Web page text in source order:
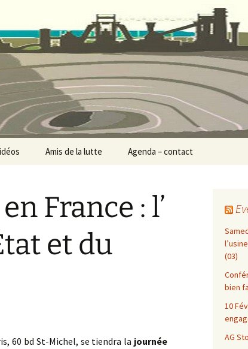
Stop
–
Amis de la lutte Agenda – contact
France : l’
et du
60 bd St-Michel, se tiendra la journée
(03)
bien
10
AG